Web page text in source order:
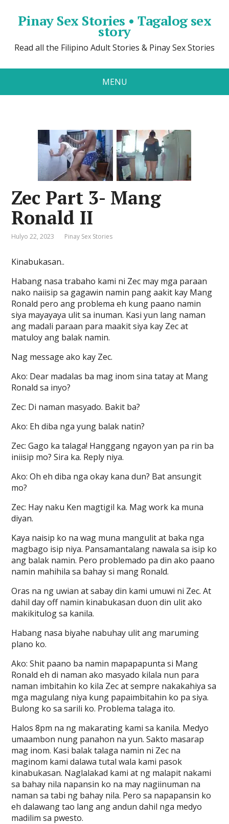
Pinay Sex Stories • Tagalog sex
story
Read all the Filipino Adult Stories & Pinay Sex Stories
MENU
Zec Part 3- Mang
Ronald II
Hulyo 22, 2023 Pinay Sex Stories
Kinabukasan..
Habang nasa trabaho kami ni Zec may mga paraan
nako naiisip sa gagawin namin pang aakit kay Mang
Ronald pero ang problema eh kung paano namin
siya mayayaya ulit sa inuman. Kasi yun lang naman
ang madali paraan para maakit siya kay Zec at
matuloy ang balak namin.
Nag message ako kay Zec.
Ako: Dear madalas ba mag inom sina tatay at Mang
Ronald sa inyo?
Zec: Di naman masyado. Bakit ba?
Ako: Eh diba nga yung balak natin?
Zec: Gago ka talaga! Hanggang ngayon yan pa rin ba
iniisip mo? Sira ka. Reply niya.
Ako: Oh eh diba nga okay kana dun? Bat ansungit
mo?
Zec: Hay naku Ken magtigil ka. Mag work ka muna
diyan.
Kaya naisip ko na wag muna mangulit at baka nga
magbago isip niya. Pansamantalang nawala sa isip ko
ang balak namin. Pero problemado pa din ako paano
namin mahihila sa bahay si mang Ronald.
Oras na ng uwian at sabay din kami umuwi ni Zec. At
dahil day off namin kinabukasan duon din ulit ako
makikitulog sa kanila.
Habang nasa biyahe nabuhay ulit ang maruming
plano ko.
Ako: Shit paano ba namin mapapapunta si Mang
Ronald eh di naman ako masyado kilala nun para
naman imbitahin ko kila Zec at sempre nakakahiya sa
mga magulang niya kung papaimbitahin ko pa siya.
Bulong ko sa sarili ko. Problema talaga ito.
Halos 8pm na ng makarating kami sa kanila. Medyo
umaambon nung panahon na yun. Sakto masarap
mag inom. Kasi balak talaga namin ni Zec na
maginom kami dalawa tutal wala kami pasok
kinabukasan. Naglalakad kami at ng malapit nakami
sa bahay nila napansin ko na may nagiinuman na
naman sa tabi ng bahay nila. Pero sa napapansin ko
eh dalawang tao lang ang andun dahil nga medyo
madilim sa pwesto.